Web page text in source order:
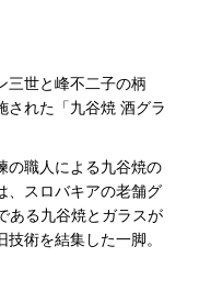
三世と峰不二子の柄
された「九谷焼 酒グラ
の職人による九谷焼の
、スロバキアの老舗グ
ある九谷焼とガラスが
術を結集した一脚。